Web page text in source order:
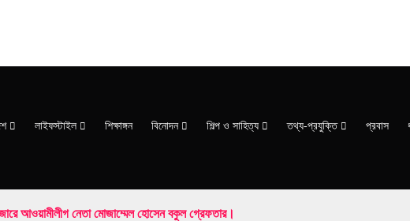
লাইফস্টাইল শিক্ষাঙ্গন বিনোদন শিল্প ও সাহিত্য তথ্য-প্রযুক্তি প্রবাস
আওয়ামীলীগ নেতা মোজাম্মেল হোসেন বকুল গ্রেফতার।